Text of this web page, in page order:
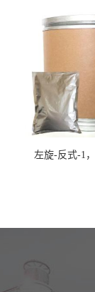
左旋-反式-1